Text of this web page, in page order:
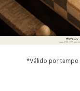
*Válido por tempo